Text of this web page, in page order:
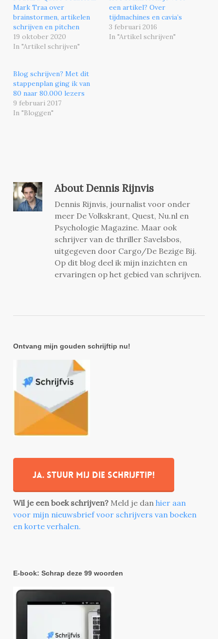
Mark Traa over
brainstormen, artikelen
schrijven en pitchen
19 oktober 2020
In "Artikel schrijven"
een artikel? Over
tijdmachines en cavia’s
3 februari 2016
In "Artikel schrijven"
Blog schrijven? Met dit
stappenplan ging ik van
80 naar 80.000 lezers
9 februari 2017
In "Bloggen"
AboutDennis Rijnvis
Dennis Rijnvis, journalist voor onder
meer De Volkskrant, Quest, Nu.nl en
Psychologie Magazine. Maar ook
schrijver van de thriller Savelsbos,
uitgegeven door Cargo/De Bezige Bij.
Op dit blog deel ik mijn inzichten en
ervaringen op het gebied van schrijven.
Ontvang mijn gouden schrijftip nu!
Ja. stuur mij die schrijftip!
Wil je een boek schrijven? Meld je dan hier aan
voor mijn nieuwsbrief voor schrijvers van boeken
en korte verhalen.
E-book: Schrap deze 99 woorden